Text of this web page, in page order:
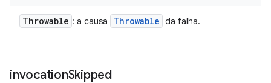
Throwable : a causa Throwable da falha.
invocationSkipped